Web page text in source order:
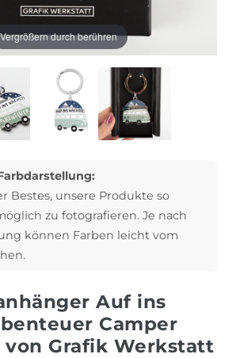
Vergrößern durch berühren
Bestes, unsere Produkte so
zu fotografieren. Je nach
können Farben leicht vom
Auf ins
Camper
von Grafik Werkstatt